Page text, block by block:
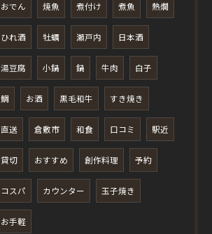
おでん 焼魚 煮付け 煮魚 熱燗
ひれ酒 牡蠣 瀬戸内 日本酒
湯豆腐 小鍋 鍋 牛肉 白子
鯛 お酒 黒毛和牛 すき焼き
直送 倉敷市 和食 口コミ 駅近
貸切 おすすめ 創作料理 予約
コスパ カウンター 玉子焼き
お手軽